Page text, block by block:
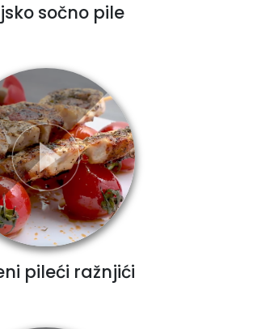
sočno pile
pileći ražnjići